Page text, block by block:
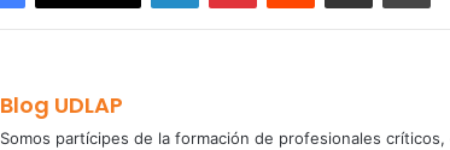
Blog UDLAP
Somos partícipes de la formación de profesionales